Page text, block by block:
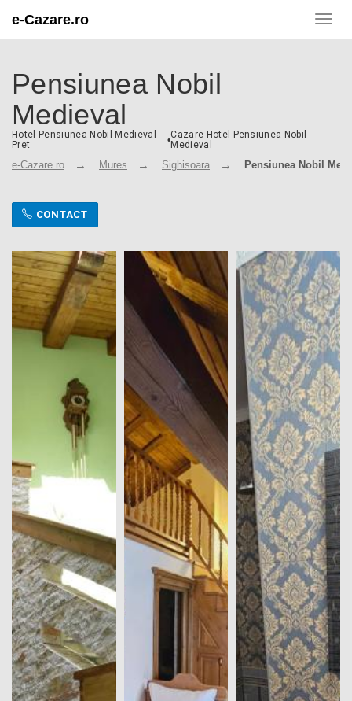
e-Cazare.ro
Pensiunea Nobil
Medieval
Hotel Pensiunea Nobil Medieval
Pret
•Cazare Hotel Pensiunea Nobil
Medieval
e-Cazare.ro Mures Sighisoara Pensiunea Nobil
CONTACT